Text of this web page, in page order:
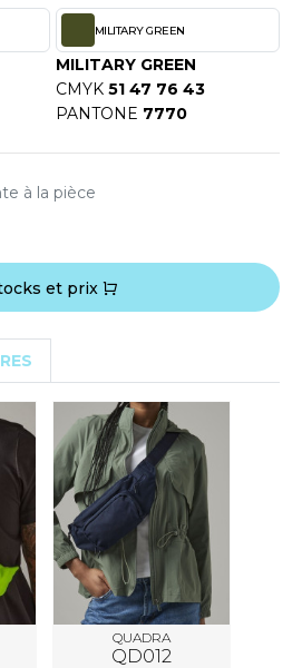
MILITARY GREEN
MILITARY GREEN
CMYK 51 47 76 43
PANTONE 7770
à la pièce
et prix
QUADRA
QD012